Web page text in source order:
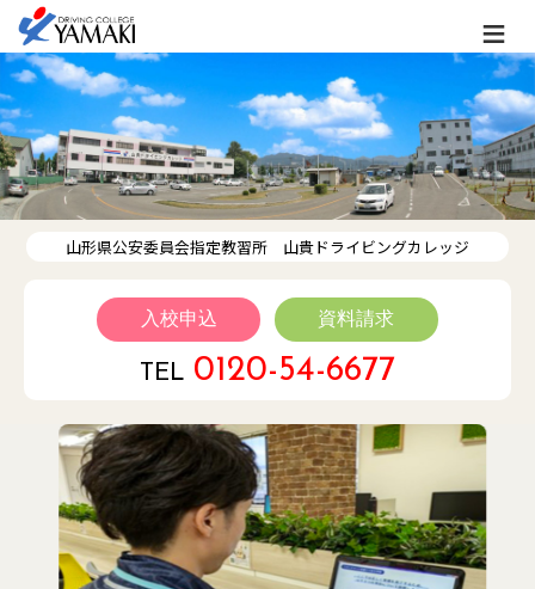
合宿教習
STAY
入校案内
合宿教習 料金表
宿泊施設のご案内
入校日のご案内
合宿参加規程
山貴周辺マップ
通学教習
ATTEND
通学教習のご案内
山形県公安委員会指定教習所 山貴ドライビングカレッジ
入校申込 資料請求
TEL 0120-54-6677